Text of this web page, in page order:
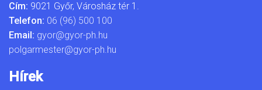
Cím: 9021 Győr, Városház tér 1.
Telefon: 06 (96) 500 100
Email: gyor@gyor-ph.hu
polgarmester@gyor-ph.hu
Hírek